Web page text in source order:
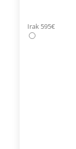
Irak 595€